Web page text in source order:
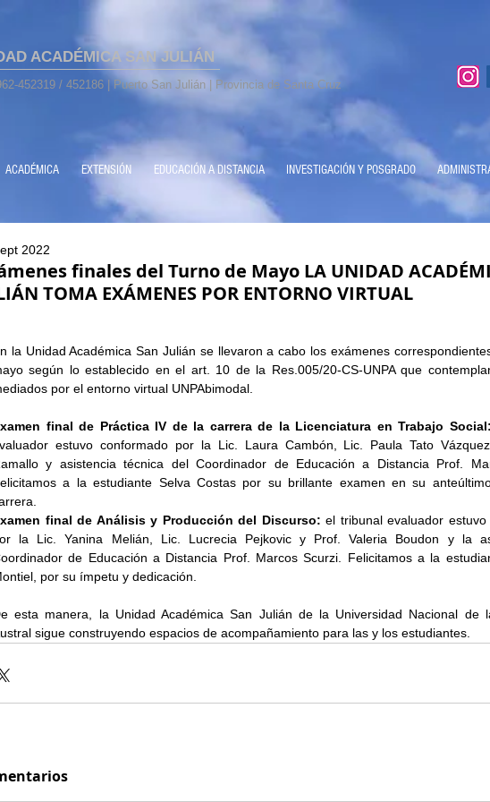
ACADÉMICA SAN JULIÁN
452319 / 452186 | Puerto San Julián | Provincia de Santa Cruz
ACADÉMICA EXTENSIÓN EDUCACIÓN A DISTANCIA INVESTIGACIÓN Y POSGRADO
finales del Turno de Mayo LA UNIDAD
TOMA EXÁMENES POR ENTORNO VIRTUAL
2022
la Unidad Académica San Julián se llevaron a cabo los exámenes
según lo establecido en el art. 10 de la Res.005/20-CS-UNPA que
por el entorno virtual UNPAbimodal.
final de Práctica IV de la carrera de la Licenciatura en Trabajo Social:
estuvo conformado por la Lic. Laura Cambón, Lic. Paula Tato
y asistencia técnica del Coordinador de Educación a Distancia Prof.
a la estudiante Selva Costas por su brillante examen en su
final de Análisis y Producción del Discurso: el tribunal evaluador estuvo
la Lic. Yanina Melián, Lic. Lucrecia Pejkovic y Prof. Valeria Boudon y la
de Educación a Distancia Prof. Marcos Scurzi. Felicitamos a la
por su ímpetu y dedicación.
esta manera, la Unidad Académica San Julián de la Universidad Nacional de
sigue construyendo espacios de acompañamiento para las y los estudiantes.